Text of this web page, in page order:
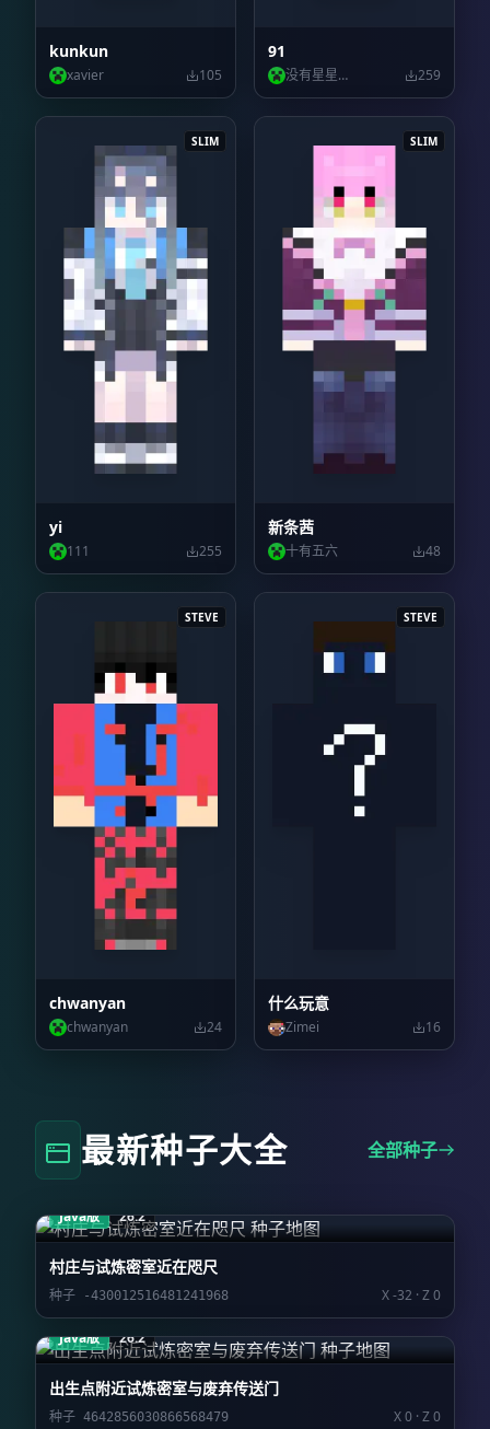
kunkun
xavier 105
91
没有星星的星尘 259
SLIM
yi
111 255
SLIM
新条茜
十有五六 48
STEVE
chwanyan
chwanyan 24
STEVE
什么玩意
Zimei 16
最新种子大全 全部种子
Java版 26.2
村庄与试炼密室近在咫尺
种子 -430012516481241968 X -32 · Z 0
Java版 26.2
出生点附近试炼密室与废弃传送门
种子 4642856030866568479 X 0 · Z 0